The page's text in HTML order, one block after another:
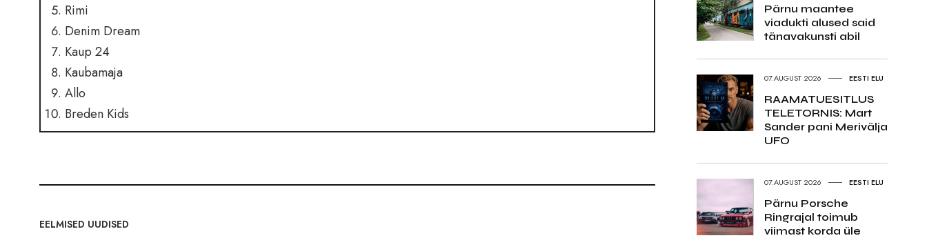
Rimi
Denim Dream
Kaup 24
Kaubamaja
Allo
Breden Kids
EELMISED UUDISED
Pärnu maantee
viadukti alused said
tänavakunsti abil
07.AUGUST 2026 EESTI ELU
RAAMATUESITLUS
TELETORNIS: Mart
Sander pani Merivälja
UFO
07.AUGUST 2026 EESTI ELU
Pärnu Porsche
Ringrajal toimub
viimast korda üle